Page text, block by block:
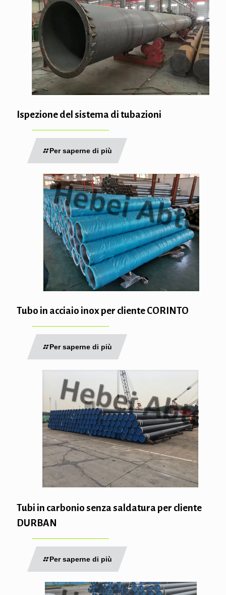
Ispezione del sistema di tubazioni
Per saperne di più
Tubo in acciaio inox per cliente CORINTO
Per saperne di più
Tubi in carbonio senza saldatura per cliente
DURBAN
Per saperne di più